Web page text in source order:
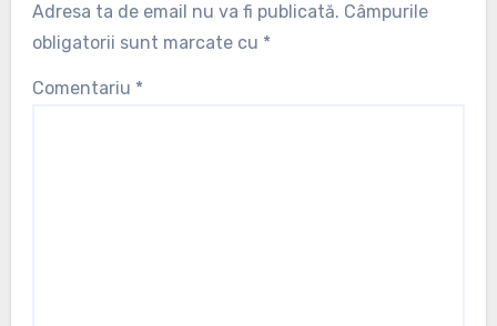
Adresa ta de email nu va fi publicată. Câmpurile
obligatorii sunt marcate cu *
Comentariu *